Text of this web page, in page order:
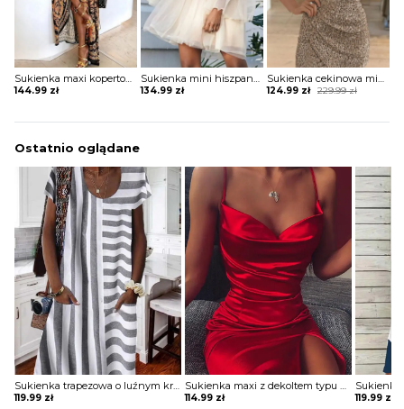
Sukienka maxi kopertowa w stylu boho
144.99 zł
Sukienka mini hiszpanka tiulowa z szerokimi rękawami
134.99 zł
Sukienka cekinowa mini z krótkim rękawem
229.99zł
Original
124.99 zł
Current
Ostatnio oglądane
Sukienka trapezowa o luźnym kroju z kieszeniami
119.99 zł
Sukienka maxi z dekoltem typu woda i rozporkiem
114.99 zł 119.99 zł